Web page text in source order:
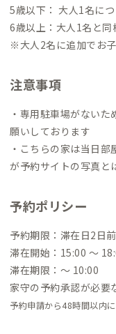
5歳以下： 大人1名に
6歳以上：大人1名と同
※大人2名に追加でお
注意事項
・専用駐車場がない
願いしております
・こちらの家は当日
が予約サイトの写真と
予約ポリシー
予約期限：滞在日2日
滞在開始：15:00 〜
滞在期限：〜 10:00
家守の予約承認が必要
予約申請から48時間以内